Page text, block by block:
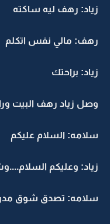
زياد: رهف ليه ساكته
رهف: مالي نفس اتكلم
زياد: براحتك
وصل زياد رهف البيت
سلامه: السلام عليكم
زياد: وعليكم
سلامه: تصدق شوق